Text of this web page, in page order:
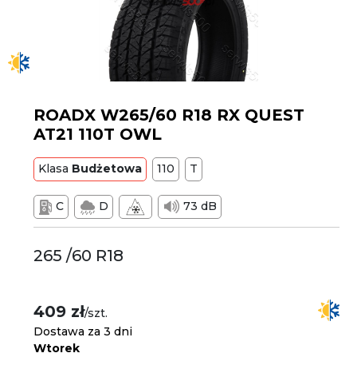
ROADX W265/60 R18 RX QUEST
AT21 110T OWL
Klasa Budżetowa 110 T
C D 73 dB
265 /60 R18
409 zł/szt.
Dostawa za 3 dni
Wtorek